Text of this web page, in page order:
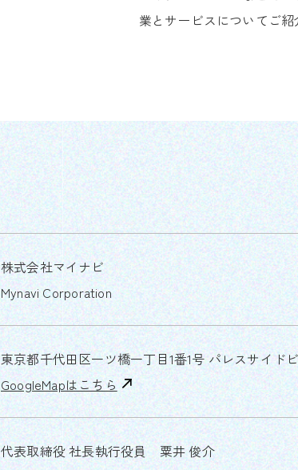
業とサービスについてご
株式会社マイナビ
Mynavi Corporation
東京都千代田区一ツ橋一丁目1番1号 パレスサイド
GoogleMapはこちら
代表取締役 社長執行役員 粟井 俊介